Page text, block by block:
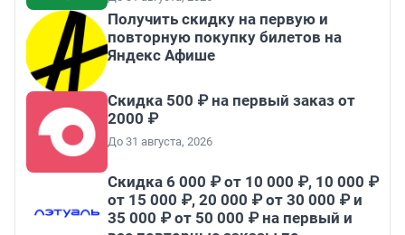
Получить скидку на первую и
повторную покупку билетов на
Яндекс Афише
Скидка 500 ₽ на первый заказ от
2000 ₽
До 31 августа, 2026
Скидка 6 000 ₽ от 10 000 ₽, 10 000 ₽
от 15 000 ₽, 20 000 ₽ от 30 000 ₽ и
35 000 ₽ от 50 000 ₽ на первый и